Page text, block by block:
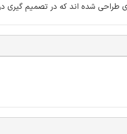
شده اند که در تصمیم گیری